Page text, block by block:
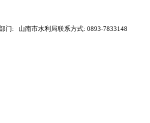
门: 山南市水利局联系方式: 0893-7833148